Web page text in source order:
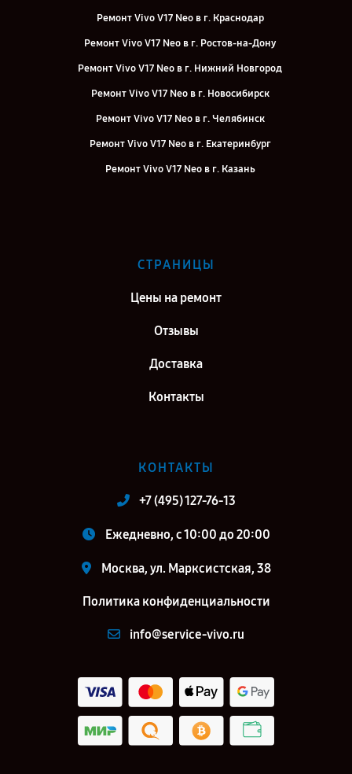
Ремонт Vivo V17 Neo в г. Краснодар
Ремонт Vivo V17 Neo в г. Ростов-на-Дону
Ремонт Vivo V17 Neo в г. Нижний Новгород
Ремонт Vivo V17 Neo в г. Новосибирск
Ремонт Vivo V17 Neo в г. Челябинск
Ремонт Vivo V17 Neo в г. Екатеринбург
Ремонт Vivo V17 Neo в г. Казань
Ремонт Vivo V17 Neo в г. Киров
СТРАНИЦЫ
Цены на ремонт
Отзывы
Доставка
Контакты
КОНТАКТЫ
+7 (495) 127-76-13
Ежедневно, с 10:00 до 20:00
Москва, ул. Марксистская, 38
Политика конфиденциальности
info@service-vivo.ru